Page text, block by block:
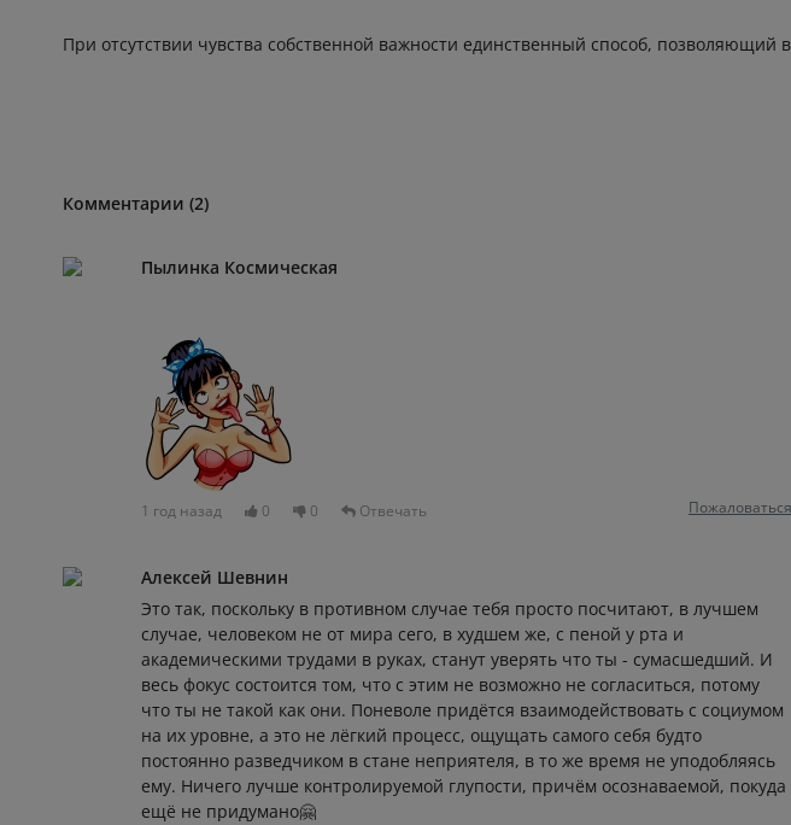
При отсутствии чувства собственной важности единственный способ, позволяющий
Комментарии (2)
Пылинка Космическая
1 год назад 0 0 Отвечать Пожаловаться
Алексей Шевнин
Это так, поскольку в противном случае тебя просто посчитают, в лучшем
случае, человеком не от мира сего, в худшем же, с пеной у рта и
академическими трудами в руках, станут уверять что ты - сумасшедший. И
весь фокус состоится том, что с этим не возможно не согласиться, потому
что ты не такой как они. Поневоле придётся взаимодействовать с социумом
на их уровне, а это не лёгкий процесс, ощущать самого себя будто
постоянно разведчиком в стане неприятеля, в то же время не уподобляясь
ему. Ничего лучше контролируемой глупости, причём осознаваемой, покуда
ещё не придумано🤗